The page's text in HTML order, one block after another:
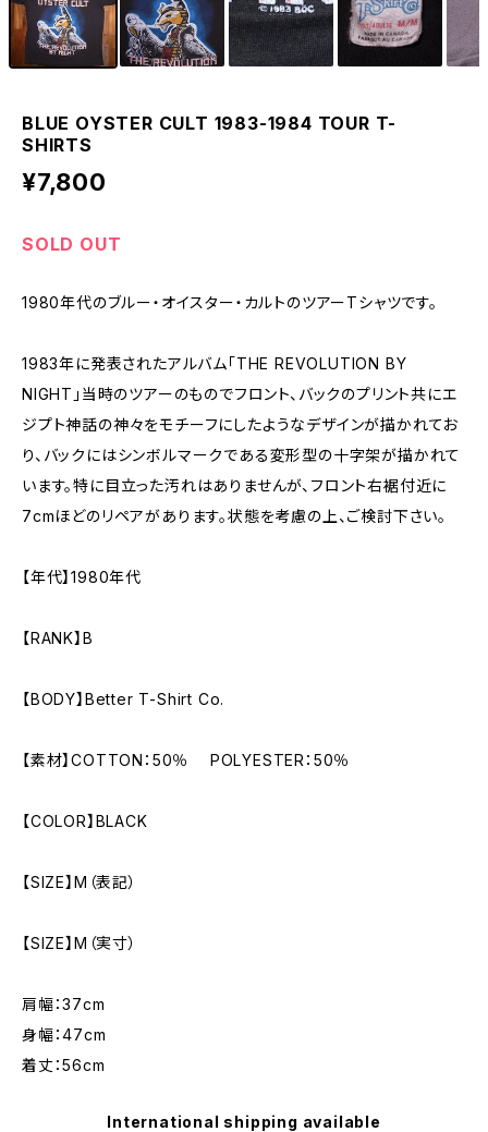
BLUE OYSTER CULT 1983-1984 TOUR T-
SHIRTS
¥7,800
SOLD OUT
1980年代のブルー・オイスター・カルトのツアーTシャツです。
1983年に発表されたアルバム「THE REVOLUTION BY
NIGHT」当時のツアーのものでフロント、バックのプリント共にエ
ジプト神話の神々をモチーフにしたようなデザインが描かれてお
り、バックにはシンボルマークである変形型の十字架が描かれて
います。特に目立った汚れはありませんが、フロント右裾付近に
7cmほどのリペアがあります。状態を考慮の上、ご検討下さい。
【年代】1980年代
【RANK】B
【BODY】Better T-Shirt Co.
【素材】COTTON：50％ POLYESTER：50％
【COLOR】BLACK
【SIZE】M（表記）
【SIZE】M（実寸）
肩幅：37cm
身幅：47cm
着丈：56cm
International shipping available